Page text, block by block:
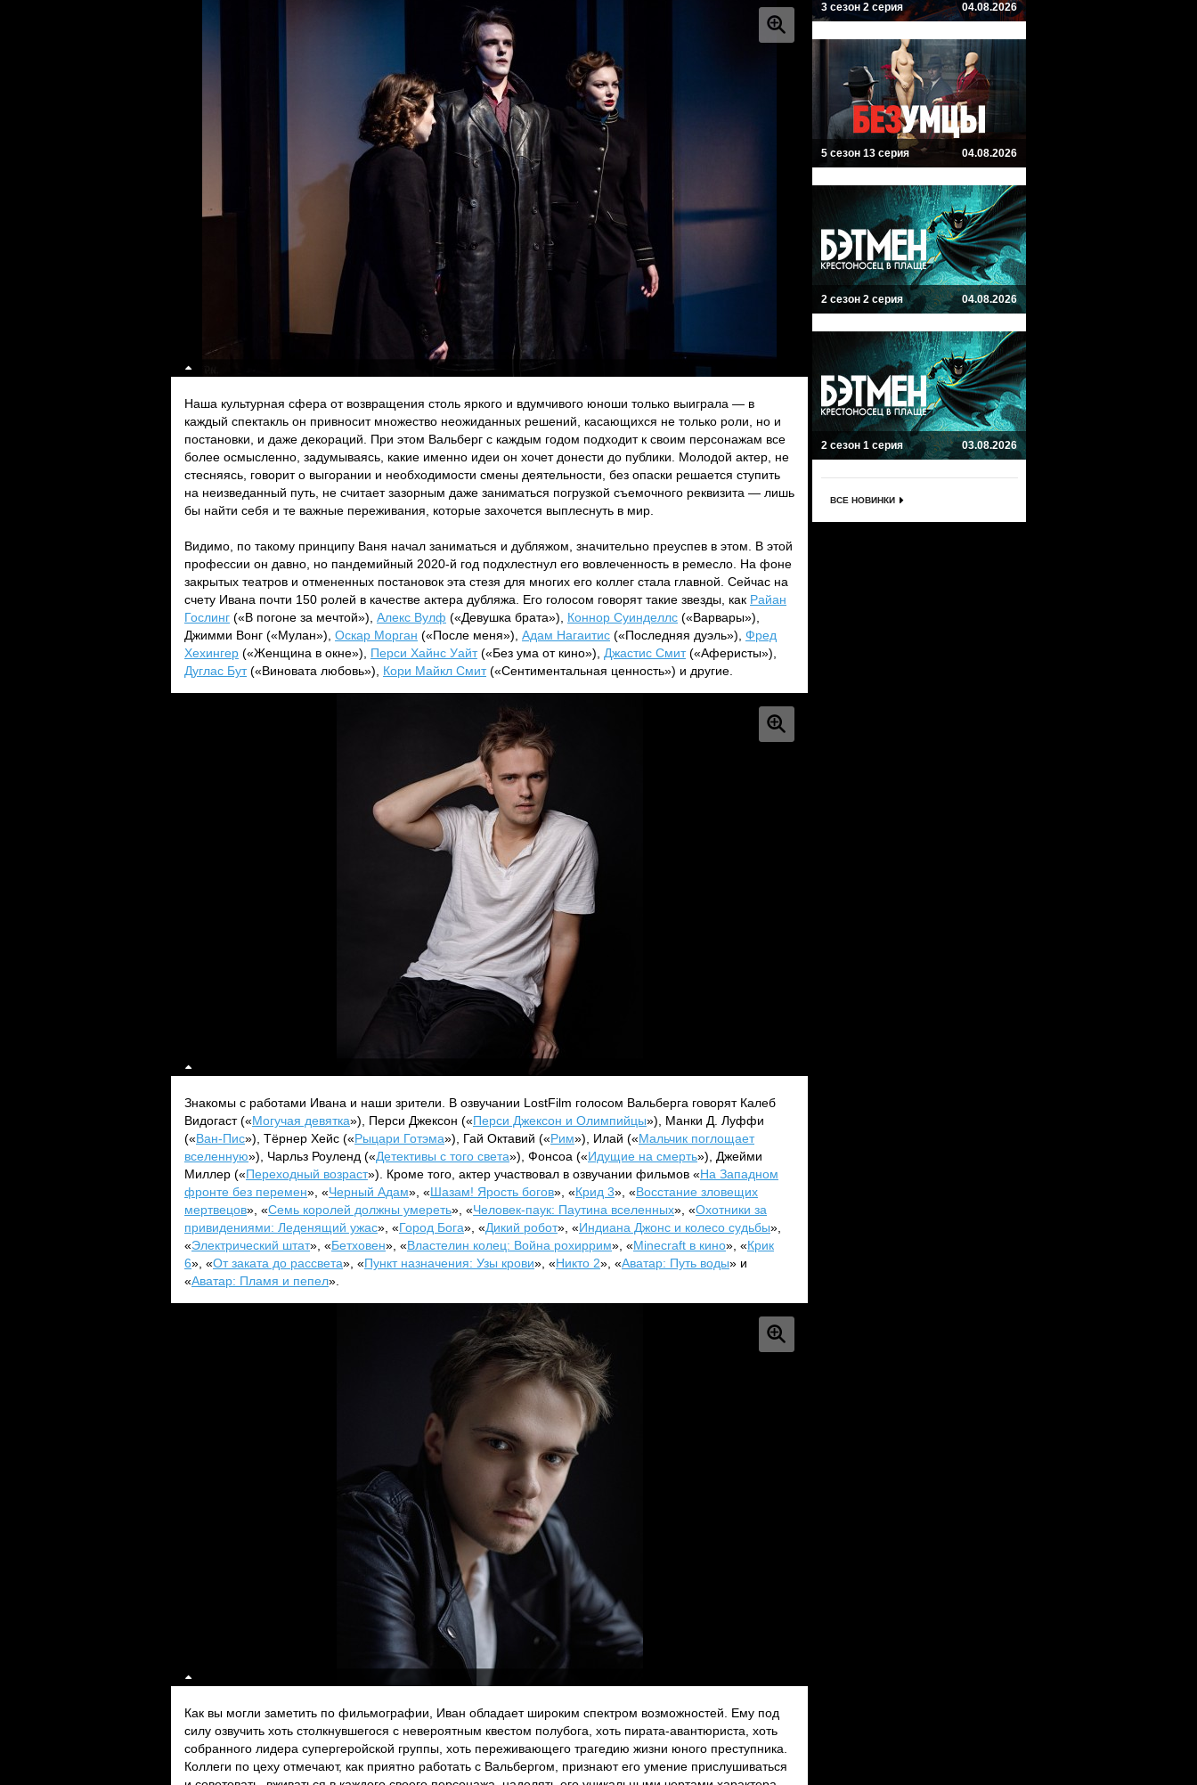
Наша культурная сфера от возвращения столь яркого и вдумчивого юноши только выиграла — в
каждый спектакль он привносит множество неожиданных решений, касающихся не только роли, но и
постановки, и даже декораций. При этом Вальберг с каждым годом подходит к своим персонажам все
более осмысленно, задумываясь, какие именно идеи он хочет донести до публики. Молодой актер, не
стесняясь, говорит о выгорании и необходимости смены деятельности, без опаски решается ступить
на неизведанный путь, не считает зазорным даже заниматься погрузкой съемочного реквизита — лишь
бы найти себя и те важные переживания, которые захочется выплеснуть в мир.
Видимо, по такому принципу Ваня начал заниматься и дубляжом, значительно преуспев в этом. В этой
профессии он давно, но пандемийный 2020-й год подхлестнул его вовлеченность в ремесло. На фоне
закрытых театров и отмененных постановок эта стезя для многих его коллег стала главной. Сейчас на
счету Ивана почти 150 ролей в качестве актера дубляжа. Его голосом говорят такие звезды, как Райан
Гослинг («В погоне за мечтой»), Алекс Вулф («Девушка брата»), Коннор Суинделлс («Варвары»),
Джимми Вонг («Мулан»), Оскар Морган («После меня»), Адам Нагаитис («Последняя дуэль»), Фред
Хехингер («Женщина в окне»), Перси Хайнс Уайт(«Без ума от кино»), Джастис Смит(«Аферисты»),
Дуглас Бут(«Виновата любовь»), Кори Майкл Смит(«Сентиментальная ценность») и другие.
Знакомы с работами Ивана и наши зрители. В озвучании LostFilm голосом Вальберга говорят Калеб
Видогаст («Могучая девятка»), Перси Джексон («Перси Джексон и Олимпийцы»), Манки Д. Луффи
(«Ван-Пис»), Тёрнер Хейс («Рыцари Готэма»), Гай Октавий («Рим»), Илай («Мальчик поглощает
вселенную»), Чарльз Роуленд («Детективы с того света»), Фонсоа («Идущие на смерть»), Джейми
Миллер («Переходный возраст»). Кроме того, актер участвовал в озвучании фильмов «На Западном
фронте без перемен», «Черный Адам», «Шазам! Ярость богов», «Крид 3», «Восстание зловещих
мертвецов», «Семь королей должны умереть», «Человек-паук: Паутина вселенных», «Охотники за
привидениями: Леденящий ужас», «Город Бога», «Дикий робот», «Индиана Джонс и колесо судьбы»,
«Электрический штат», «Бетховен», «Властелин колец: Война рохиррим», «Minecraft в кино», «Крик
6», «От заката до рассвета», «Пункт назначения: Узы крови», «Никто 2», «Аватар: Путь воды» и
«Аватар: Пламя и пепел».
Как вы могли заметить по фильмографии, Иван обладает широким спектром возможностей. Ему под
силу озвучить хоть столкнувшегося с невероятным квестом полубога, хоть пирата-авантюриста, хоть
собранного лидера супергеройской группы, хоть переживающего трагедию жизни юного преступника.
Коллеги по цеху отмечают, как приятно работать с Вальбергом, признают его умение прислушиваться
3 сезон 2 серия 04.08.2026
5 сезон 13 серия 04.08.2026
2 сезон 2 серия 04.08.2026
2 сезон 1 серия 03.08.2026
ВСЕ НОВИНКИ